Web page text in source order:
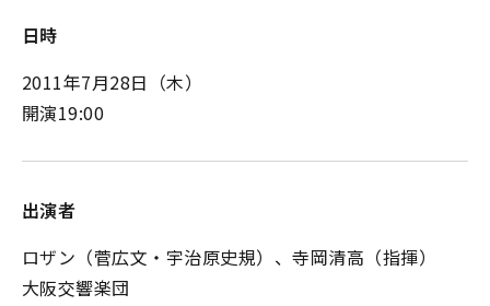
日時
2011年7月28日（木）
開演19:00
出演者
ロザン（菅広文・宇治原史規）、寺岡清高（指揮）
大阪交響楽団